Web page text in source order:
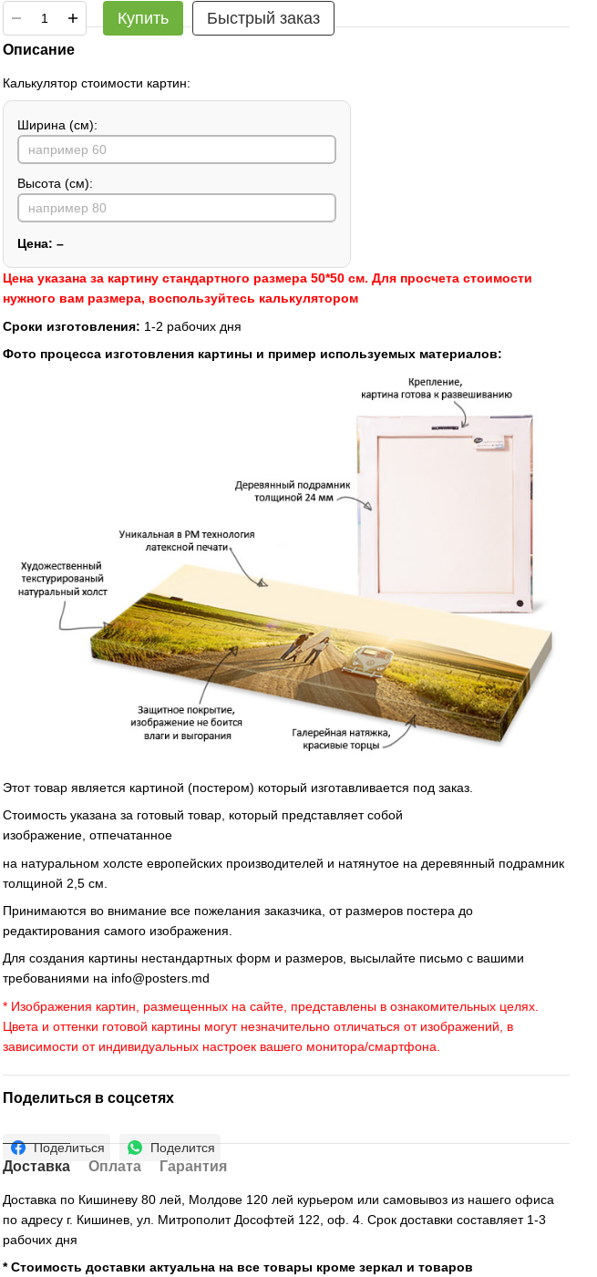
Купить Быстрый заказ
Описание
Калькулятор стоимости картин:
Ширина (см):
Высота (см):
Цена: –
Цена указана за картину стандартного размера 50*50 см. Для просчета стоимости
нужного вам размера, воспользуйтесь калькулятором
Сроки изготовления: 1-2 рабочих дня
Фото процесса изготовления картины и пример используемых материалов:
Этот товар является картиной (постером) который изготавливается под заказ.
Стоимость указана за готовый товар, который представляет собой
изображение, отпечатанное
на натуральном холсте европейских производителей и натянутое на деревянный подрамник
толщиной 2,5 см.
Принимаются во внимание все пожелания заказчика, от размеров постера до
редактирования самого изображения.
Для создания картины нестандартных форм и размеров, высылайте письмо c вашими
требованиями на info@posters.md
* Изображения картин, размещенных на сайте, представлены в ознакомительных целях.
Цвета и оттенки готовой картины могут незначительно отличаться от изображений, в
зависимости от индивидуальных настроек вашего монитора/смартфона.
Поделиться в соцсетях
Поделиться Поделится
Доставка Оплата Гарантия
Доставка по Кишиневу 80 лей, Молдове 120 лей курьером или самовывоз из нашего офиса
по адресу г. Кишинев, ул. Митрополит Дософтей 122, оф. 4. Срок доставки составляет 1-3
рабочих дня
* Стоимость доставки актуальна на все товары кроме зеркал и товаров